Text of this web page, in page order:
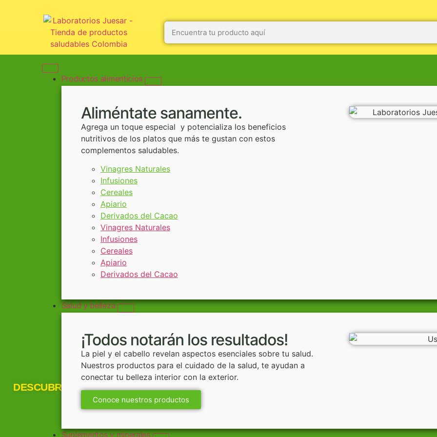
DESCUBRE:
Productos alimenticios
Aliméntate sanamente.
Agrega un toque especial y potencializa los beneficios
nutritivos de los platos que más te gustan con estos
complementos saludables.
Vinagres Naturales
Infusiones
Cereales
Apiario
Derivados del Cacao
Vinagres Naturales
Infusiones
Cereales
Apiario
Derivados del Cacao
Salud y belleza
¡Todos notarán los resultados!
La piel y el cabello revelan aspectos esenciales sobre tu salud.
Nuestros productos para el cuidado de la salud, te ayudan a
conectar tu belleza interior con la exterior.
Conoce nuestros productos
Suplementos y minerales